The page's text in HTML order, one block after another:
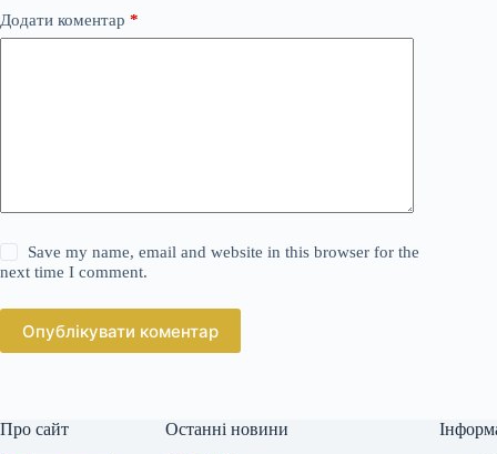
Додати коментар *
Save my name, email and website in this browser for the
next time I comment.
Опублікувати коментар
Про сайт Останні новини